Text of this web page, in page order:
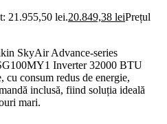
21.955,50 lei.20.849,38 leiPrețul
SkyAir Advance-series
Inverter 32000 BTU
cu consum redus de energie,
inclusă, fiind soluția ideală
mari.